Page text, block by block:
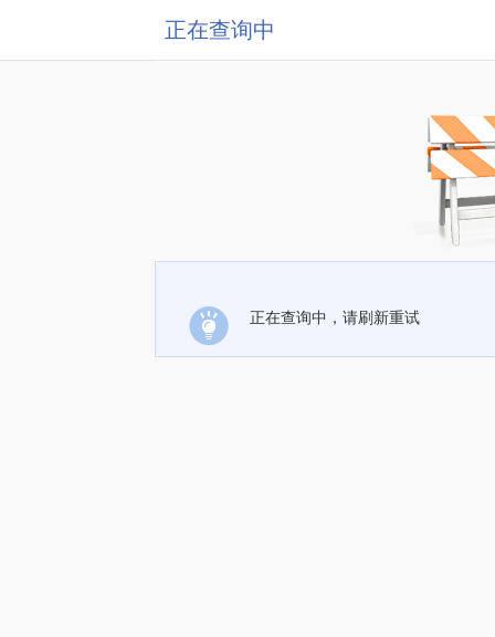
正在查询中
正在查询中，请刷新重试